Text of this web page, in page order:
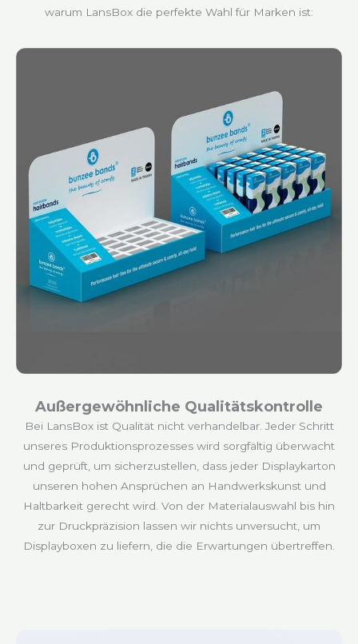
warum LansBox die perfekte Wahl für Marken ist:
Außergewöhnliche Qualitätskontrolle
Bei LansBox ist Qualität nicht verhandelbar. Jeder Schritt
unseres Produktionsprozesses wird sorgfältig überwacht
und geprüft, um sicherzustellen, dass jeder Displaykarton
unseren hohen Ansprüchen an Handwerkskunst und
Haltbarkeit gerecht wird. Von der Materialauswahl bis hin
zur Druckpräzision lassen wir nichts unversucht, um
Displayboxen zu liefern, die die Erwartungen übertreffen.